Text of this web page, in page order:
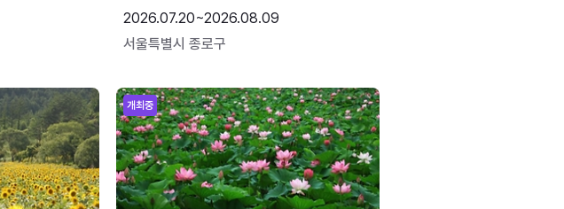
2026.07.20~2026.08.09
서울특별시 종로구
개최중